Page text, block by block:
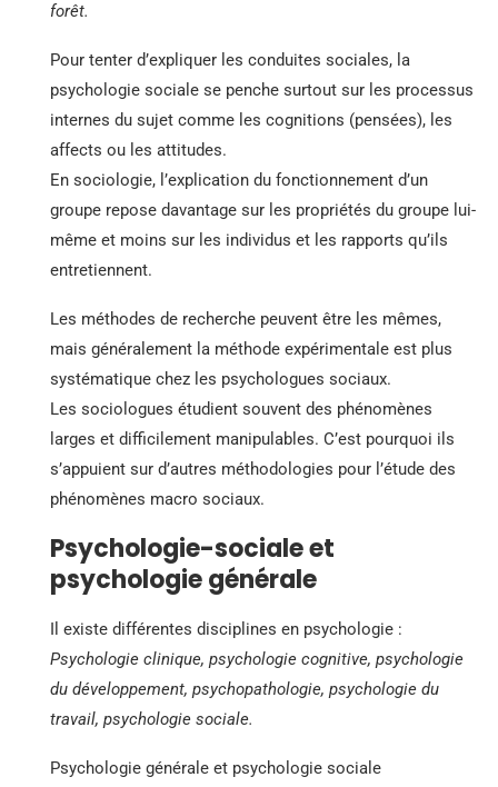
forêt.
Pour tenter d’expliquer les conduites sociales, la
psychologie sociale se penche surtout sur les processus
internes du sujet comme les cognitions (pensées), les
affects ou les attitudes.
En sociologie, l’explication du fonctionnement d’un
groupe repose davantage sur les propriétés du groupe lui-
même et moins sur les individus et les rapports qu’ils
entretiennent.
Les méthodes de recherche peuvent être les mêmes,
mais généralement la méthode expérimentale est plus
systématique chez les psychologues sociaux.
Les sociologues étudient souvent des phénomènes
larges et difficilement manipulables. C’est pourquoi ils
s’appuient sur d’autres méthodologies pour l’étude des
phénomènes macro sociaux.
Psychologie-sociale et
psychologie générale
Il existe différentes disciplines en psychologie :
Psychologie clinique, psychologie cognitive, psychologie
du développement, psychopathologie, psychologie du
travail, psychologie sociale.
Psychologie générale et psychologie sociale